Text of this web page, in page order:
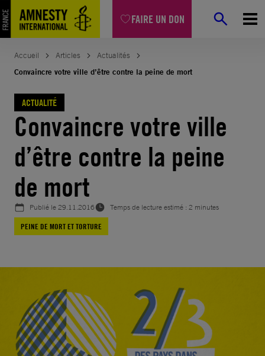
FAIRE UN DON
Aller
au
contenu
Accueil Articles
Actualités
Convaincre votre ville d’être contre la peine de mort
ACTUALITÉ
Convaincre votre ville
d’être contre la peine
de mort
Publié le29.11.2016
Temps de lecture estimé : 2 minutes
PEINE DE MORT ET TORTURE